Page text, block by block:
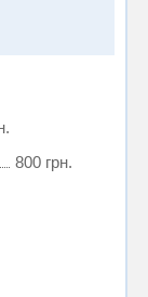
800 грн.